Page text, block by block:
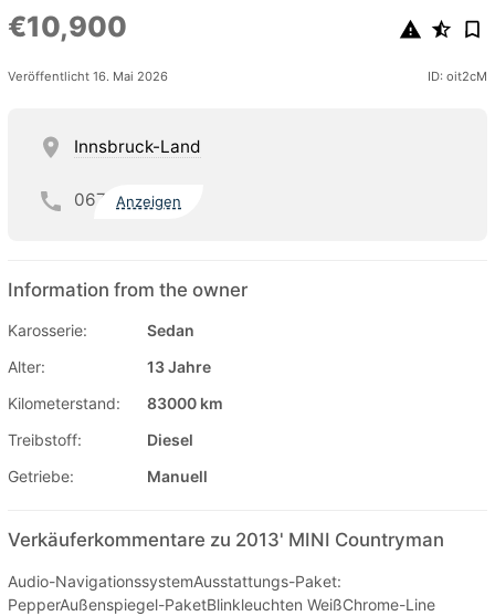
€10,900
Veröffentlicht 16. Mai 2026 ID: oit2cM
Innsbruck-Land
067 Anzeigen
Information from the owner
Karosserie:
Sedan
Alter:
13 Jahre
Kilometerstand:
83000 km
Treibstoff:
Diesel
Getriebe:
Manuell
Verkäuferkommentare zu 2013' MINI Countryman
Audio-NavigationssystemAusstattungs-Paket:
PepperAußenspiegel-PaketBlinkleuchten WeißChrome-Line